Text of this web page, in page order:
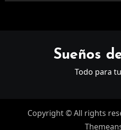
Sueños
Todo para
Copyright © All rights